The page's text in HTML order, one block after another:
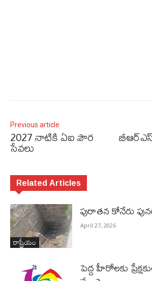
Previous article
2027 నాటికి ఏఐ పౌర
సేవలు
Related Articles
రాష్ట్రీయం
పురాత‌న కోనేరు
April 27, 2026
పెద్ద హీరోల‌కు